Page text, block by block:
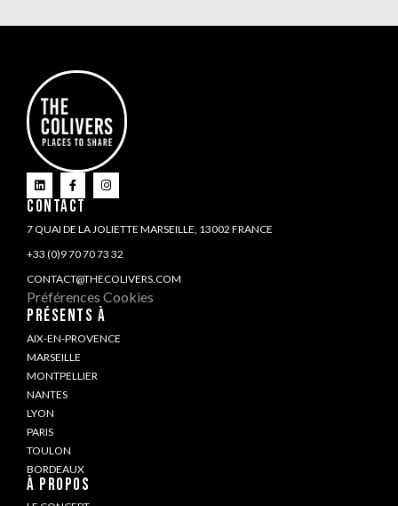
CONTACT
7 QUAI DE LA JOLIETTE MARSEILLE, 13002 FRANCE
+33 (0)9 70 70 73 32
CONTACT@THECOLIVERS.COM
Préférences Cookies
PRÉSENTS À
AIX-EN-PROVENCE
MARSEILLE
MONTPELLIER
NANTES
LYON
PARIS
TOULON
BORDEAUX
À PROPOS